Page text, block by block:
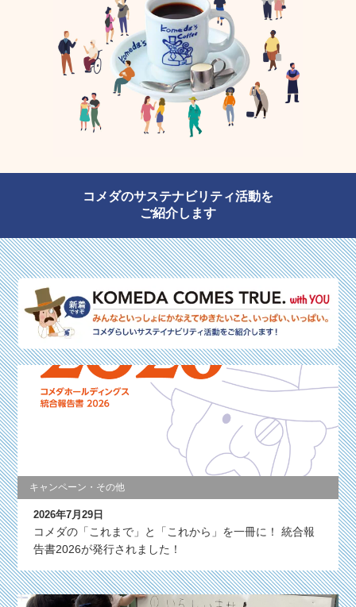
コメダのサステナビリティ活動を
ご紹介します
キャンペーン・その他
2026年7月29日
コメダの「これまで」と「これから」を一冊に！ 統合報
告書2026が発行されました！